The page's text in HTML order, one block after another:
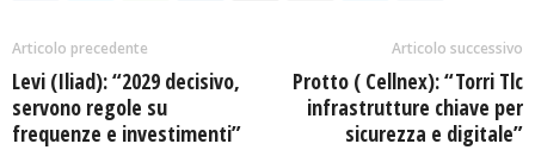
Articolo precedente
Levi (Iliad): “2029 decisivo,
servono regole su
frequenze e investimenti”
Articolo successivo
Protto ( Cellnex): “Torri Tlc
infrastrutture chiave per
sicurezza e digitale”